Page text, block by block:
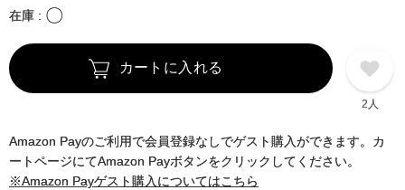
在庫 〇
カートに入れる
2人
Amazon Payのご利用で会員登録なしでゲスト購入ができます。カ
ートページにてAmazon Payボタンをクリックしてください。
※Amazon Payゲスト購入についてはこちら